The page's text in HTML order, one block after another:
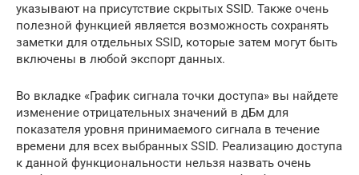
указывают на присутствие скрытых SSID. Также очень
полезной функцией является возможность сохранять
заметки для отдельных SSID, которые затем могут быть
включены в любой экспорт данных.
Во вкладке «График сигнала точки доступа» вы найдете
изменение отрицательных значений в дБм для
показателя уровня принимаемого сигнала в течение
времени для всех выбранных SSID. Реализацию доступа
к данной функциональности нельзя назвать очень